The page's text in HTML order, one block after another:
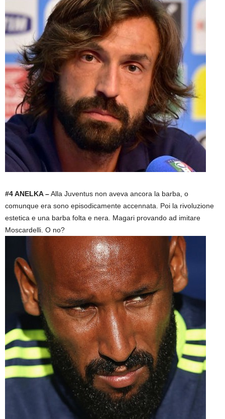
#4 ANELKA –Alla Juventus non aveva ancora la barba, o
comunque era sono episodicamente accennata. Poi la rivoluzione
estetica e una barba folta e nera. Magari provando ad imitare
Moscardelli. O no?